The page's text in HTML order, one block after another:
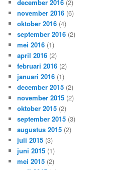
december 2016 (2)
november 2016 (6)
oktober 2016 (4)
september 2016 (2)
mei 2016 (1)
april 2016 (2)
februari 2016 (2)
januari 2016 (1)
december 2015 (2)
november 2015 (2)
oktober 2015 (2)
september 2015 (3)
augustus 2015 (2)
juli 2015 (3)
juni 2015 (1)
mei 2015 (2)